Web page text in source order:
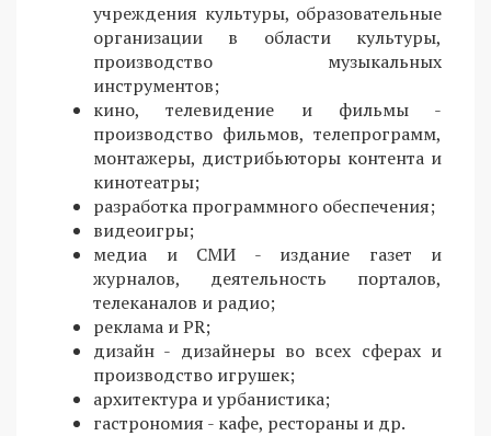
учреждения культуры, образовательные
организации в области культуры,
производство музыкальных
инструментов;
кино, телевидение и фильмы -
производство фильмов, телепрограмм,
монтажеры, дистрибьюторы контента и
кинотеатры;
разработка программного обеспечения;
видеоигры;
медиа и СМИ - издание газет и
журналов, деятельность порталов,
телеканалов и радио;
реклама и PR;
дизайн - дизайнеры во всех сферах и
производство игрушек;
архитектура и урбанистика;
гастрономия - кафе, рестораны и др.